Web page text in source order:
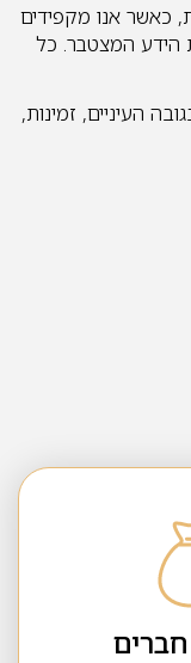
כאשר אנו מקפידים
המצטבר. כל
העיניים, זמינות,